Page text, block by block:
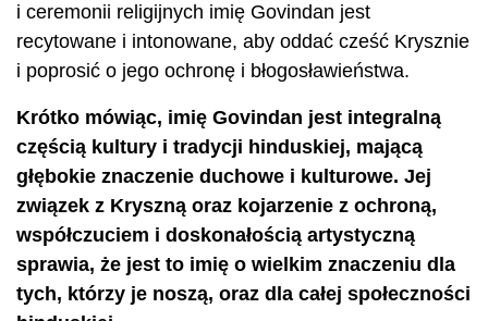
i ceremonii religijnych imię Govindan jest
recytowane i intonowane, aby oddać cześć Krysznie
i poprosić o jego ochronę i błogosławieństwa.
Krótko mówiąc, imię Govindan jest integralną
częścią kultury i tradycji hinduskiej, mającą
głębokie znaczenie duchowe i kulturowe. Jej
związek z Kryszną oraz kojarzenie z ochroną,
współczuciem i doskonałością artystyczną
sprawia, że ​​jest to imię o wielkim znaczeniu dla
tych, którzy je noszą, oraz dla całej społeczności